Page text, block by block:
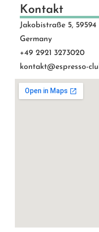
Kontakt
Jakobistraße 5,
Germany
+49 2921 3273020
kontakt@espresso-